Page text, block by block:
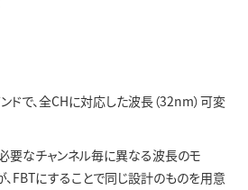
ドで、全CHに対応した波長（32nm）可変
要なチャンネル毎に異なる波長のモ
FBTにすることで同じ設計のものを用意